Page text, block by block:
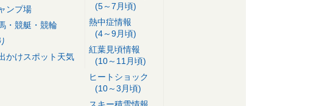
ンプ場
・競艇・競輪
かけスポット天気
(5～7月頃)
熱中症情報
(4～9月頃)
紅葉見頃情報
(10～11月頃)
ヒートショック
(10～3月頃)
スキー積雪情報